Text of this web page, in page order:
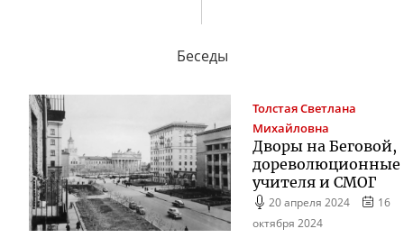
Беседы
ТолстаяСветлана
Михайловна
Дворы на Беговой,
дореволюционные
учителя и СМОГ
20 апреля 2024
16
октября 2024